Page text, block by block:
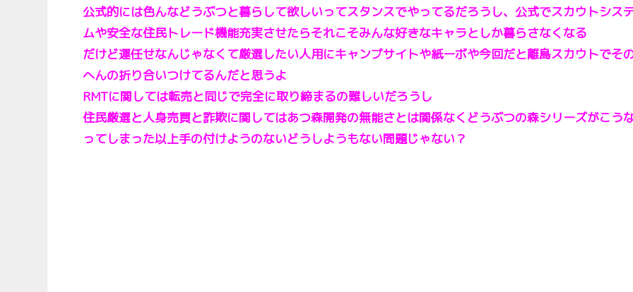
公式的には色んなどうぶつと暮らして欲しいってスタンスでやってるだろうし、公式でスカウトシス
ムや安全な住民トレード機能充実させたらそれこそみんな好きなキャラとしか暮らさなくなる
だけど運任せなんじゃなくて厳選したい人用にキャンプサイトや紙ーボや今回だと離島スカウトでそ
へんの折り合いつけてるんだと思うよ
RMTに関しては転売と同じで完全に取り締まるの難しいだろうし
住民厳選と人身売買と詐欺に関してはあつ森開発の無能さとは関係なくどうぶつの森シリーズがこう
ってしまった以上手の付けようのないどうしようもない問題じゃない？